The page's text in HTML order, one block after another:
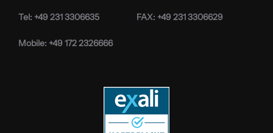
Tel: +49 231 3306635 FAX: +49 231 3306629
Mobile: +49 172 2326666